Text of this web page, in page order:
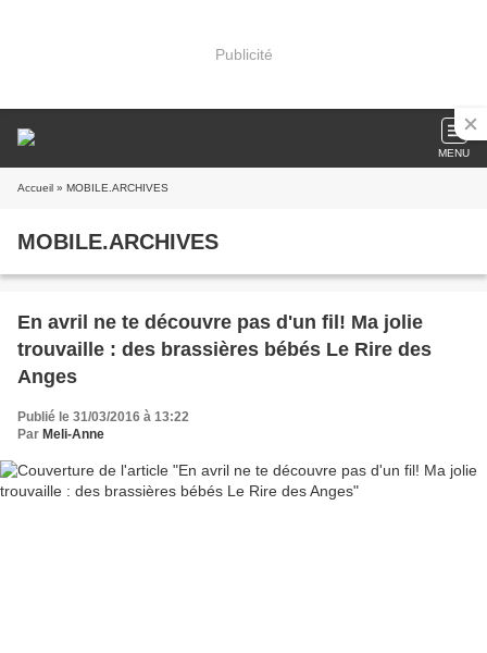
Publicité
MENU
Accueil » MOBILE.ARCHIVES
MOBILE.ARCHIVES
En avril ne te découvre pas d'un fil! Ma jolie
trouvaille : des brassières bébés Le Rire des
Anges
Publié le 31/03/2016 à 13:22
Par Meli-Anne